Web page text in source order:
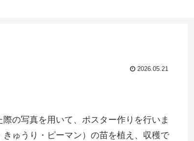
2026.05.21
の写真を用いて、ポスター作りを行いま
ゅうり・ピーマン）の苗を植え、収穫で